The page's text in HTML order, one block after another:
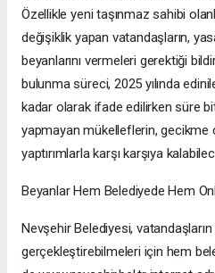
Özellikle yeni taşınmaz sahibi
değişiklik yapan vatandaşların,
beyanlarını vermeleri gerektiği
bulunma süreci, 2025 yılında
kadar olarak ifade edilirken süre
yapmayan mükelleflerin, gecikme
yaptırımlarla karşı karşıya
Beyanlar Hem Belediyede Hem
Nevşehir Belediyesi,
gerçekleştirebilmeleri için hem